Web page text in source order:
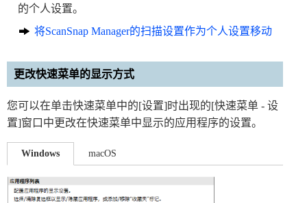
的个人设置。
将ScanSnap Manager的扫描设置作为个人设置移动
更改快速菜单的显示方式
您可以在单击快速菜单中的[设置]时出现的[快速菜单 - 设
置]窗口中更改在快速菜单中显示的应用程序的设置。
Windows macOS